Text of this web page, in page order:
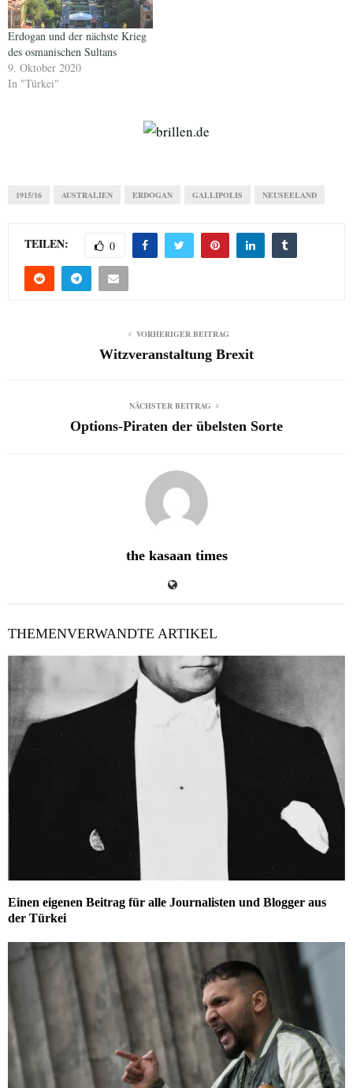
Erdogan und der nächste Krieg
des osmanischen Sultans
9. Oktober 2020
In "Türkei"
1915/16 AUSTRALIEN ERDOGAN GALLIPOLIS NEUSEELAND
TEILEN: 0
VORHERIGER BEITRAG
Witzveranstaltung Brexit
NÄCHSTER BEITRAG
Options-Piraten der übelsten Sorte
the kasaan times
THEMENVERWANDTE ARTIKEL
Einen eigenen Beitrag für alle Journalisten und Blogger aus
der Türkei